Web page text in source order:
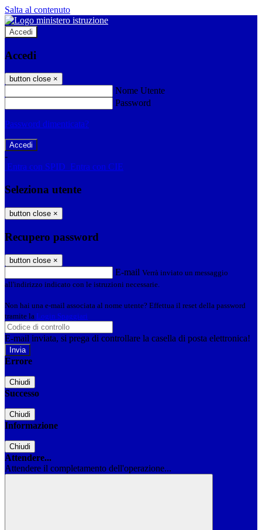
Salta al contenuto
Accedi
Accedi
button close ×
Nome Utente
Password
Password dimenticata?
-
Entra con SPID Entra con CIE
Seleziona utente
button close ×
Recupero password
button close ×
E-mail Verrà inviato un messaggio
all'indirizzo indicato con le istruzioni necessarie.
Non hai una e-mail associata al nome utente? Effettua il reset della password
tramite la Login Spaggiari
E-mail inviata, si prega di controllare la casella di posta elettronica!
Errore
Chiudi
Successo
Chiudi
Informazione
Chiudi
Attendere...
Attendere il completamento dell'operazione...